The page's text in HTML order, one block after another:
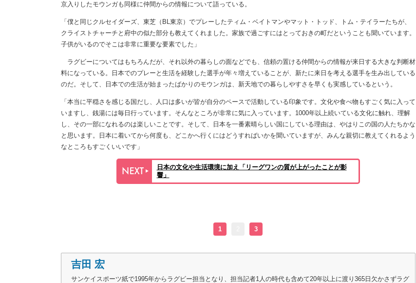
京入りしたモウンガも同様に仲間からの情報について語っている。
「僕と同じクルセイダーズ、東芝（BL東京）でプレーしたティム・ベイトマンやマット・トッド、トム・テイラーたちが、
クライストチャーチと府中の似た部分も教えてくれました。家族で過ごすにはとっておきの町だということも聞いています。
子供がいるのでそこは非常に重要な要素でした」
ラグビーについてはもちろんだが、それ以外の暮らしの面などでも、信頼の置ける仲間からの情報が来日する大きな判断材
料になっている。日本でのプレーと生活を経験した選手が年々増えていることが、新たに来日を考える選手を生み出している
のだ。そして、日本での生活が始まったばかりのモウンガは、新天地での暮らしやすさを早くも実感しているという。
「本当に平穏さを感じる国だし、人口は多いが皆が自分のペースで活動している印象です。文化や食べ物もすごく気に入って
いますし、銭湯には毎日行っています。そんなところが非常に気に入っています。1000年以上続いている文化に触れ、理解
し、その一部になれるのは楽しいことです。そして、日本を一番素晴らしい国にしている理由は、やはりこの国の人たちかな
と思います。日本に着いてから何度も、どこかへ行くにはどうすればいかを聞いていますが、みんな親切に教えてくれるよう
なところもすごくいいです」
日本の文化や生活環境に加え「リーグワンの質が上がったことが影
響」
1 3
吉田 宏
サンケイスポーツ紙で1995年からラグビー担当となり、担当記者1人の時代も含めて20年以上に渡り365日欠かさずラグ